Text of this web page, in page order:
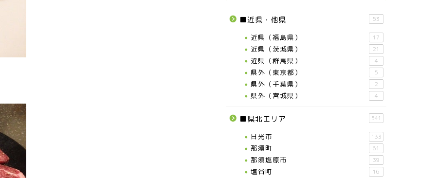
■近県・他県 53
近県（福島県） 17
近県（茨城県） 21
近県（群馬県） 4
県外（東京都） 5
県外（千葉県） 2
県外（宮城県） 4
■県北エリア 541
日光市 133
那須町 61
那須塩原市 39
塩谷町 16